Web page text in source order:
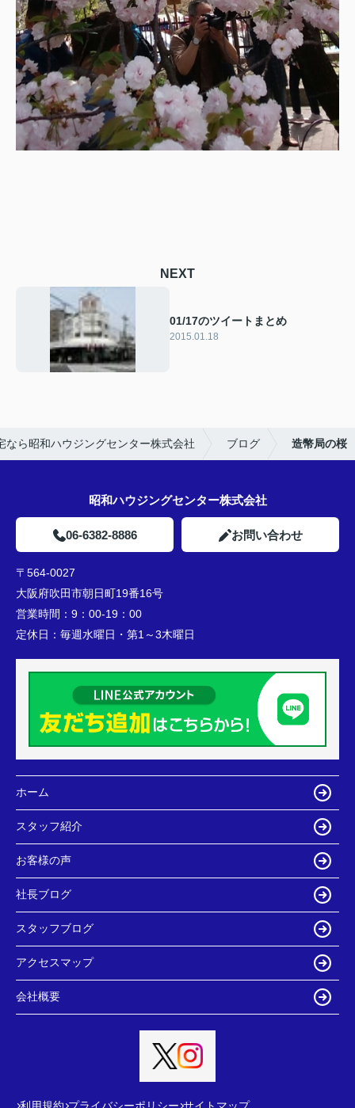
NEXT
01/17のツイートまとめ
2015.01.18
なら昭和ハウジングセンター株式会社 ブログ 造幣局の桜
昭和ハウジングセンター株式会社
06-6382-8886 お問い合わせ
〒564-0027
大阪府吹田市朝日町19番16号
営業時間： 9：00-19：00
定休日： 毎週水曜日・第1～3木曜日
ホーム
スタッフ紹介
お客様の声
社長ブログ
スタッフブログ
アクセスマップ
会社概要
利用規約 プライバシーポリシー サイトマップ